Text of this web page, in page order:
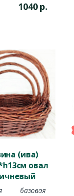
1040 р.
(ива)
овал
базовая